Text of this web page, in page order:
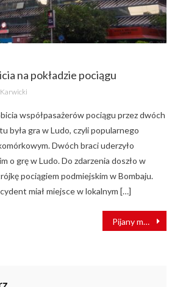
na pokładzie pociągu
Karwicki
współpasażerów pociągu przez dwóch
była gra w Ludo, czyli popularnego
Dwóch braci uderzyło
o grę w Ludo. Do zdarzenia doszło w
pociągiem podmiejskim w Bombaju.
miał miejsce w lokalnym […]
Pijany motocyklista zatrzymał pociąg. Zażądał podwózki